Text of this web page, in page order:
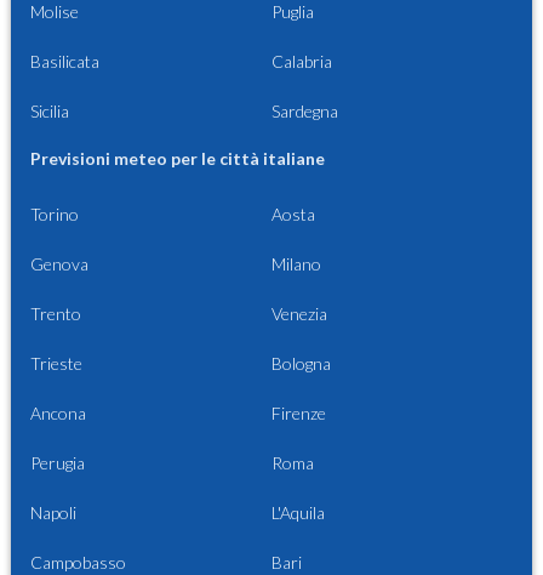
Molise Puglia
Basilicata Calabria
Sicilia Sardegna
Previsioni meteo per le città italiane
Torino Aosta
Genova Milano
Trento Venezia
Trieste Bologna
Ancona Firenze
Perugia Roma
Napoli L'Aquila
Campobasso Bari